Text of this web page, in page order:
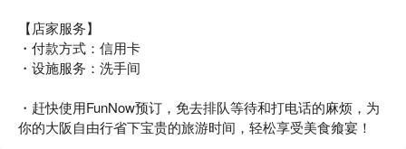
【店家服务】
・付款方式：信用卡
・设施服务：洗手间
・赶快使用FunNow预订，免去排队等待和打电话的麻烦，为
你的大阪自由行省下宝贵的旅游时间，轻松享受美食飨宴！